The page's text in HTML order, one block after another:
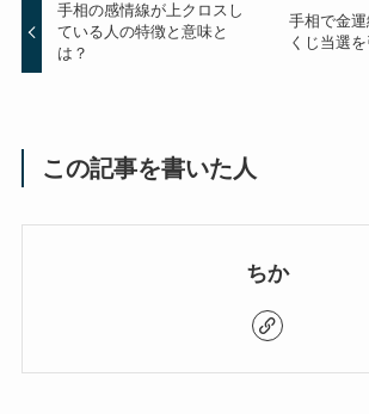
手相の感情線が上クロスし
ている人の特徴と意味と
は？
手相で金
くじ当選
この記事を書いた人
ちか